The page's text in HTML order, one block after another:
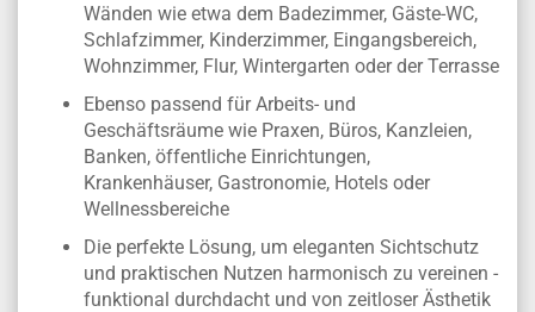
Wänden wie etwa dem Badezimmer, Gäste-WC,
Schlafzimmer, Kinderzimmer, Eingangsbereich,
Wohnzimmer, Flur, Wintergarten oder der Terrasse
Ebenso passend für Arbeits- und
Geschäftsräume wie Praxen, Büros, Kanzleien,
Banken, öffentliche Einrichtungen,
Krankenhäuser, Gastronomie, Hotels oder
Wellnessbereiche
Die perfekte Lösung, um eleganten Sichtschutz
und praktischen Nutzen harmonisch zu vereinen -
funktional durchdacht und von zeitloser Ästhetik